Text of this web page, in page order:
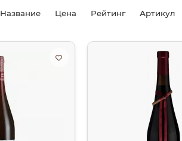
Название Цена Рейтинг Артикул